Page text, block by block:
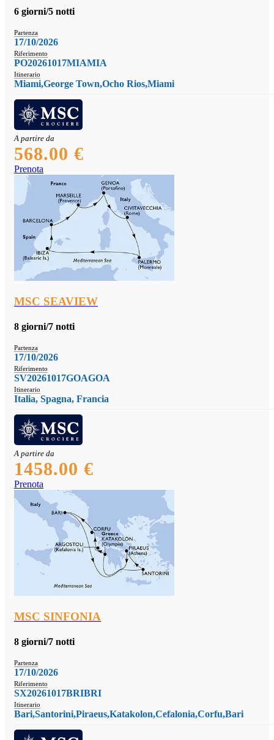
6 giorni/5 notti
Partenza
17/10/2026
Riferimento
PO20261017MIAMIA
Itinerario
Miami,George Town,Ocho Rios,Miami
A partire da
568.00 €
Prenota
MSC SEAVIEW
8 giorni/7 notti
Partenza
17/10/2026
Riferimento
SV20261017GOAGOA
Itinerario
Italia, Spagna, Francia
A partire da
1458.00 €
Prenota
MSC SINFONIA
8 giorni/7 notti
Partenza
17/10/2026
Riferimento
SX20261017BRIBRI
Itinerario
Bari,Santorini,Piraeus,Katakolon,Cefalonia,Corfu,Bari